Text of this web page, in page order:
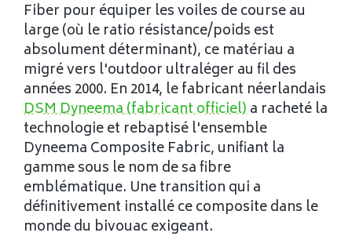
Fiber pour équiper les voiles de course au
large (où le ratio résistance/poids est
absolument déterminant), ce matériau a
migré vers l'outdoor ultraléger au fil des
années 2000. En 2014, le fabricant néerlandais
DSM Dyneema (fabricant officiel)a racheté la
technologie et rebaptisé l'ensemble
Dyneema Composite Fabric, unifiant la
gamme sous le nom de sa fibre
emblématique. Une transition qui a
définitivement installé ce composite dans le
monde du bivouac exigeant.